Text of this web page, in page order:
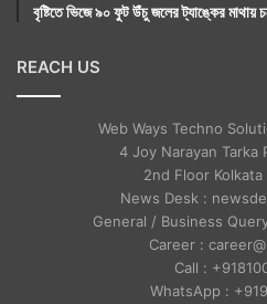
বৃষ্টিতে ভিজে ৯০ ফুট উঁচু জলের ট্যাঙ্কের মাথায়
REACH US
Web Ways Techno
4 Joy Narayan Tarka
2nd Floor Kolkata
News Desk :
General / Business
Career :
Call :
WhatsApp :